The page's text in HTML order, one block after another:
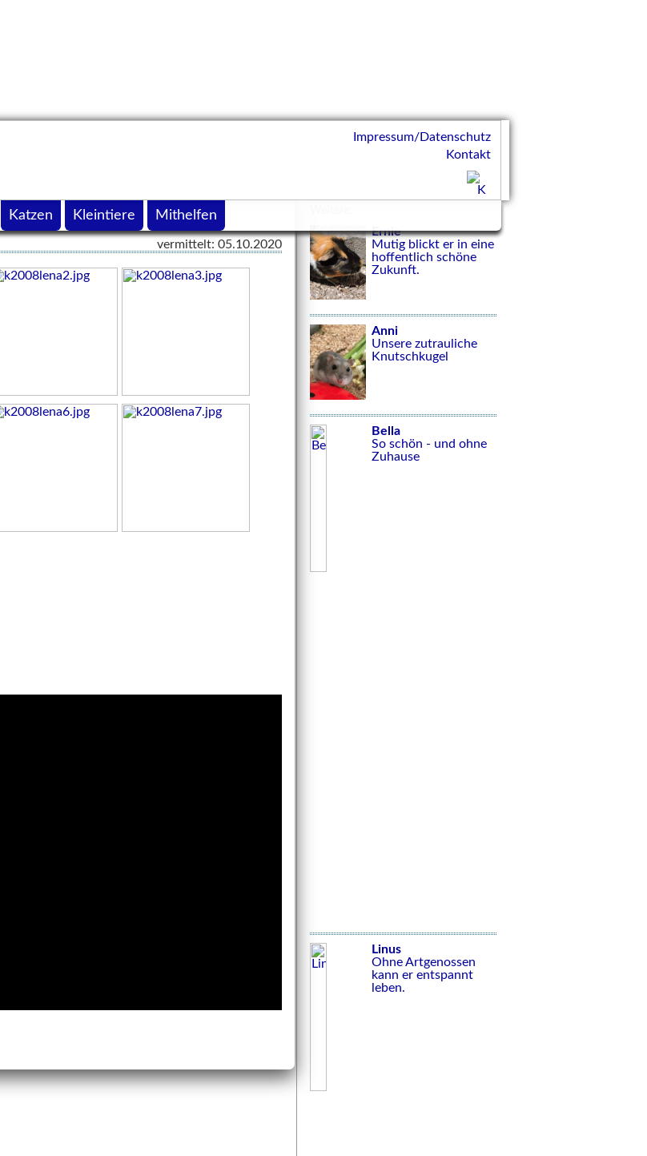
Ernie
Mutig blickt er in eine
hoffentlich schöne
Zukunft.
Anni
Unsere zutrauliche
Knutschkugel
Bella
So schön - und ohne
Zuhause
Linus
Ohne Artgenossen
kann er entspannt
leben.
vermittelt: 05.10.2020
Impressum/Datenschutz
Kontakt
Katzen Kleintiere Mithelfen